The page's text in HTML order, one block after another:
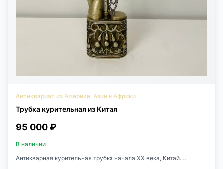
Антиквариат из Америки, Азии и Африки
Трубка курительная из Китая
95 000 ₽
В наличии
Антикварная курительная трубка начала XX века, Китай.